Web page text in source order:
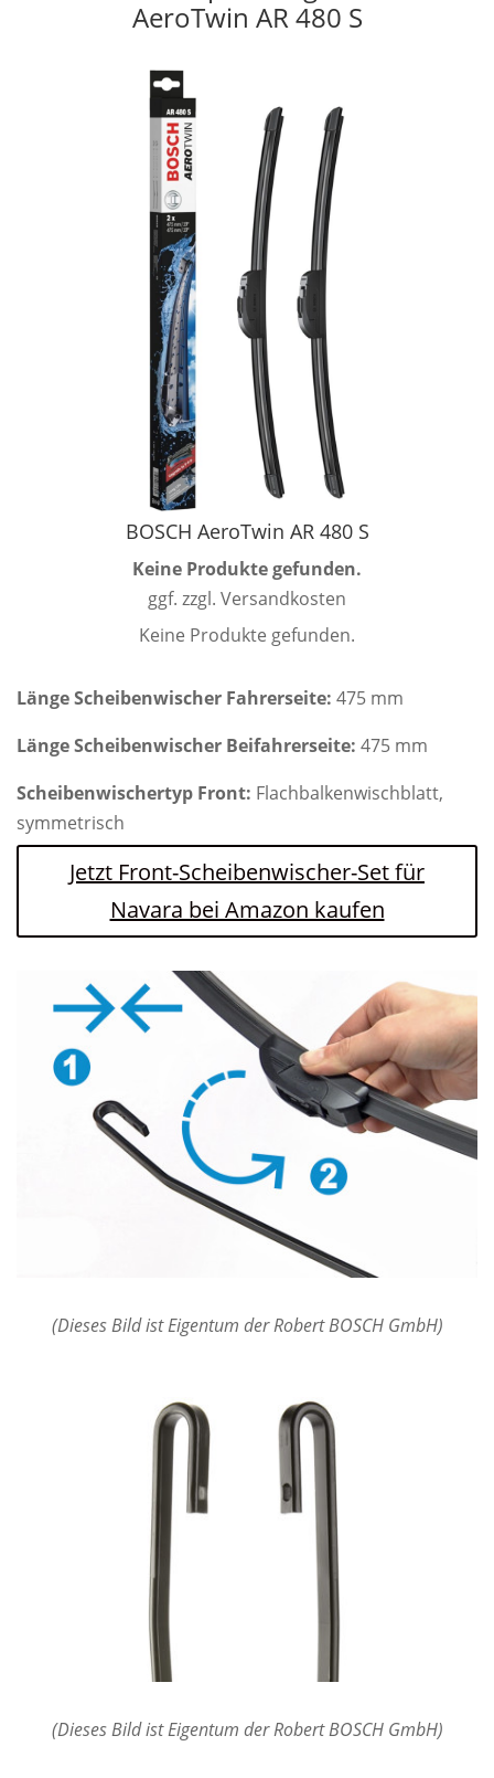
AeroTwin AR 480 S
BOSCH AeroTwin AR 480 S
Keine Produkte gefunden.
ggf. zzgl. Versandkosten
Keine Produkte gefunden.
Länge Scheibenwischer Fahrerseite: 475 mm
Länge Scheibenwischer Beifahrerseite: 475 mm
Scheibenwischertyp Front: Flachbalkenwischblatt,
symmetrisch
Jetzt Front-Scheibenwischer-Set für
Navara bei Amazon kaufen
(Dieses Bild ist Eigentum der Robert BOSCH GmbH)
(Dieses Bild ist Eigentum der Robert BOSCH GmbH)